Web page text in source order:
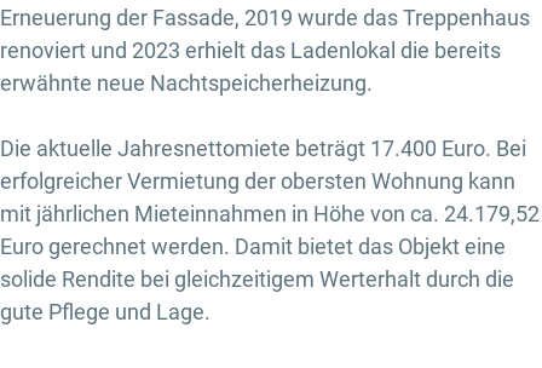
Erneuerung der Fassade, 2019 wurde das Treppenhaus
renoviert und 2023 erhielt das Ladenlokal die bereits
erwähnte neue Nachtspeicherheizung.
Die aktuelle Jahresnettomiete beträgt 17.400 Euro. Bei
erfolgreicher Vermietung der obersten Wohnung kann
mit jährlichen Mieteinnahmen in Höhe von ca. 24.179,52
Euro gerechnet werden. Damit bietet das Objekt eine
solide Rendite bei gleichzeitigem Werterhalt durch die
gute Pflege und Lage.